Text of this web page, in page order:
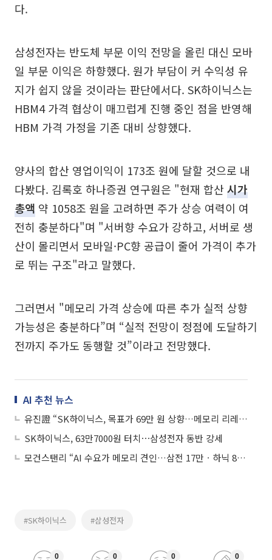
다.
삼성전자는 반도체 부문 이익 전망을 올린 대신 모바
일 부문 이익은 하향했다. 원가 부담이 커 수익성 유
지가 쉽지 않을 것이라는 판단에서다. SK하이닉스는
HBM4 가격 협상이 매끄럽게 진행 중인 점을 반영해
HBM 가격 가정을 기존 대비 상향했다.
양사의 합산 영업이익이 173조 원에 달할 것으로 내
다봤다. 김록호 하나증권 연구원은 "현재 합산 시가
총액 약 1058조 원을 고려하면 주가 상승 여력이 여
전히 충분하다"며 "서버향 수요가 강하고, 서버로 생
산이 몰리면서 모바일·PC향 공급이 줄어 가격이 추가
로 뛰는 구조"라고 말했다.
그러면서 "메모리 가격 상승에 따른 추가 실적 상향
가능성은 충분하다”며 “실적 전망이 정점에 도달하기
전까지 주가도 동행할 것”이라고 전망했다.
AI 추천 뉴스
유진證 “SK하이닉스, 목표가 69만 원 상향…메모리 리레이팅 지속"
SK하이닉스, 63만7000원 터치⋯삼성전자 동반 강세
모건스탠리 “AI 수요가 메모리 견인…삼전 17만ㆍ하닉 85만 가능”
#SK하이닉스 #삼성전자
0 0 0 0